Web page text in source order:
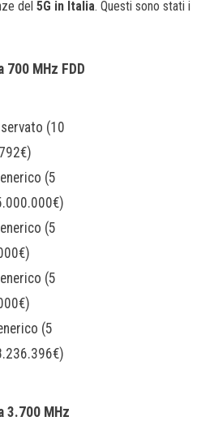
del 5G in Italia. Questi sono stati i
700 MHz FDD
(10
(5
(5
(5
(5
3.700 MHz